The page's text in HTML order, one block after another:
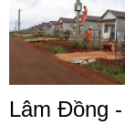
Lâm Đồng